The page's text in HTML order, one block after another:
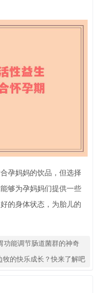
孕妈妈的饮品，但选择
够为孕妈妈们提供一些
的身体状态，为胎儿的
功能调节肠道菌群的神奇
牧的快乐成长？快来了解吧